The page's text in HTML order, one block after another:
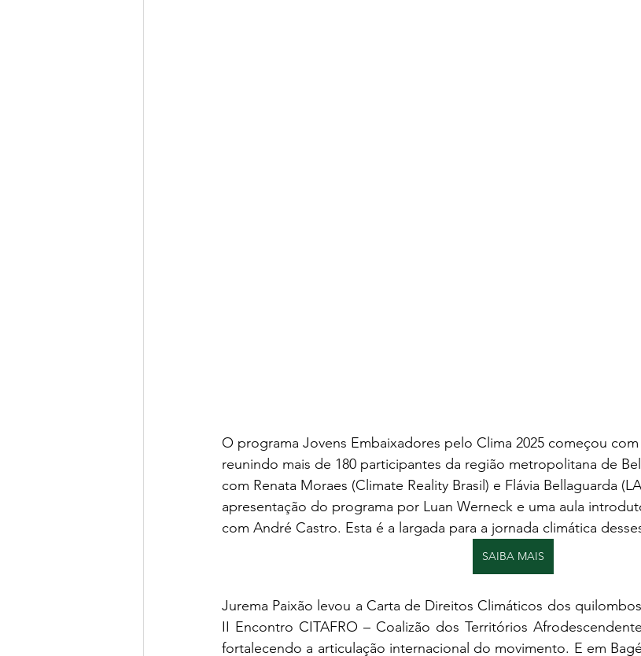
O programa Jovens Embaixadores pelo Clima 2025 começou
reunindo mais de 180 participantes da região metropolitana de
com Renata Moraes (Climate Reality Brasil) e Flávia Bellaguarda
apresentação do programa por Luan Werneck e uma aula
com André Castro. Esta é a largada para a jornada climática
SAIBA MAIS
Jurema Paixão levou a Carta de Direitos Climáticos dos
II Encontro CITAFRO – Coalizão dos Territórios
fortalecendo a articulação internacional do movimento. E em